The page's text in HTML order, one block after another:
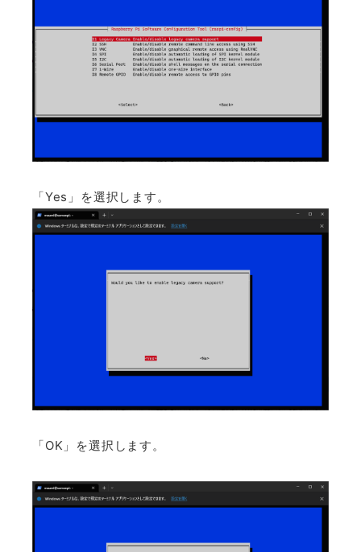
「Yes」を選択します。
「OK」を選択します。